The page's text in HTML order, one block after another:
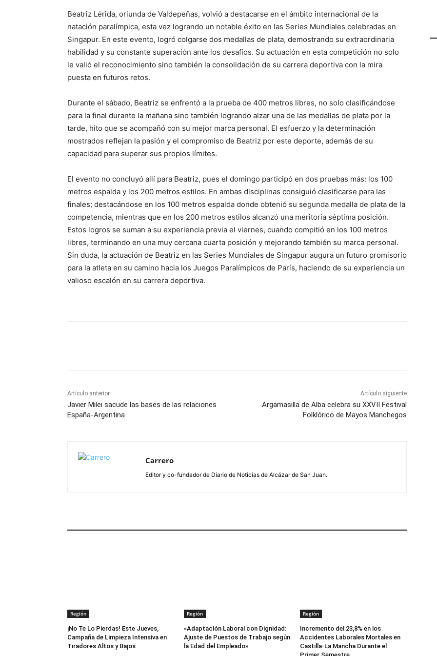
Beatriz Lérida, oriunda de Valdepeñas, volvió a destacarse en el ámbito internacional de la
natación paralímpica, esta vez logrando un notable éxito en las Series Mundiales celebradas en
Singapur. En este evento, logró colgarse dos medallas de plata, demostrando su extraordinaria
habilidad y su constante superación ante los desafíos. Su actuación en esta competición no solo
le valió el reconocimiento sino también la consolidación de su carrera deportiva con la mira
puesta en futuros retos.
Durante el sábado, Beatriz se enfrentó a la prueba de 400 metros libres, no solo clasificándose
para la final durante la mañana sino también logrando alzar una de las medallas de plata por la
tarde, hito que se acompañó con su mejor marca personal. El esfuerzo y la determinación
mostrados reflejan la pasión y el compromiso de Beatriz por este deporte, además de su
capacidad para superar sus propios límites.
El evento no concluyó allí para Beatriz, pues el domingo participó en dos pruebas más: los 100
metros espalda y los 200 metros estilos. En ambas disciplinas consiguió clasificarse para las
finales; destacándose en los 100 metros espalda donde obtenió su segunda medalla de plata de la
competencia, mientras que en los 200 metros estilos alcanzó una meritoria séptima posición.
Estos logros se suman a su experiencia previa el viernes, cuando compitió en los 100 metros
libres, terminando en una muy cercana cuarta posición y mejorando también su marca personal.
Sin duda, la actuación de Beatriz en las Series Mundiales de Singapur augura un futuro promisorio
para la atleta en su camino hacia los Juegos Paralímpicos de París, haciendo de su experiencia un
valioso escalón en su carrera deportiva.
Artículo anterior
Javier Milei sacude las bases de las relaciones
España-Argentina
Artículo siguiente
Argamasilla de Alba celebra su XXVII Festival
Folklórico de Mayos Manchegos
Carrero
Editor y co-fundador de Diario de Noticias de Alcázar de San Juan.
Región
¡No Te Lo Pierdas! Este Jueves,
Campaña de Limpieza Intensiva en
Tiradores Altos y Bajos
Región
«Adaptación Laboral con Dignidad:
Ajuste de Puestos de Trabajo según
la Edad del Empleado»
Región
Incremento del 23,8% en los
Accidentes Laborales Mortales en
Castilla-La Mancha Durante el